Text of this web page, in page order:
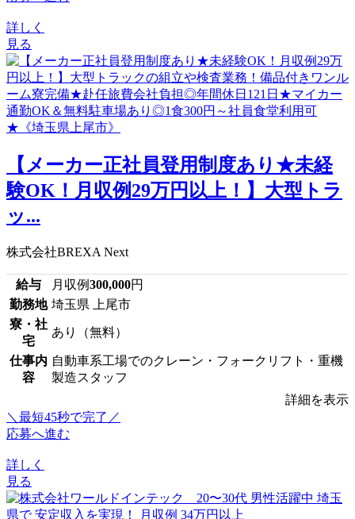
詳しく
見る
【メーカー正社員登用制度あり★未経
験OK！月収例29万円以上！】大型トラ
ッ...
株式会社BREXA Next
給与 月収例300,000円
勤務地 埼玉県 上尾市
寮・社
宅
あり（無料）
仕事内
容
自動車系工場でのクレーン・フォークリフト・重機
製造スタッフ
詳細を表示
＼最短45秒で完了／
応募へ進む
詳しく
見る